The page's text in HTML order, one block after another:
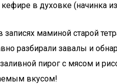
в духовке (начинка
записях маминой старой
разбирали завалы и
пирог с мясом и
вкусом!